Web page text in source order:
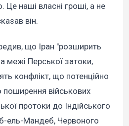
Це наші власні гроші, а не
він.
що Іран "розширить
межі Перської затоки,
конфлікт, що потенційно
військових
протоки до Індійського
ель-Мандеб, Червоного